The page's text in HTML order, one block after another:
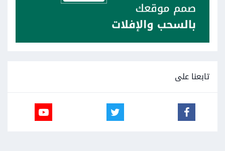
تابعنا على